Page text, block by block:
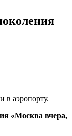
в аэропорту.
«Москва вчера,